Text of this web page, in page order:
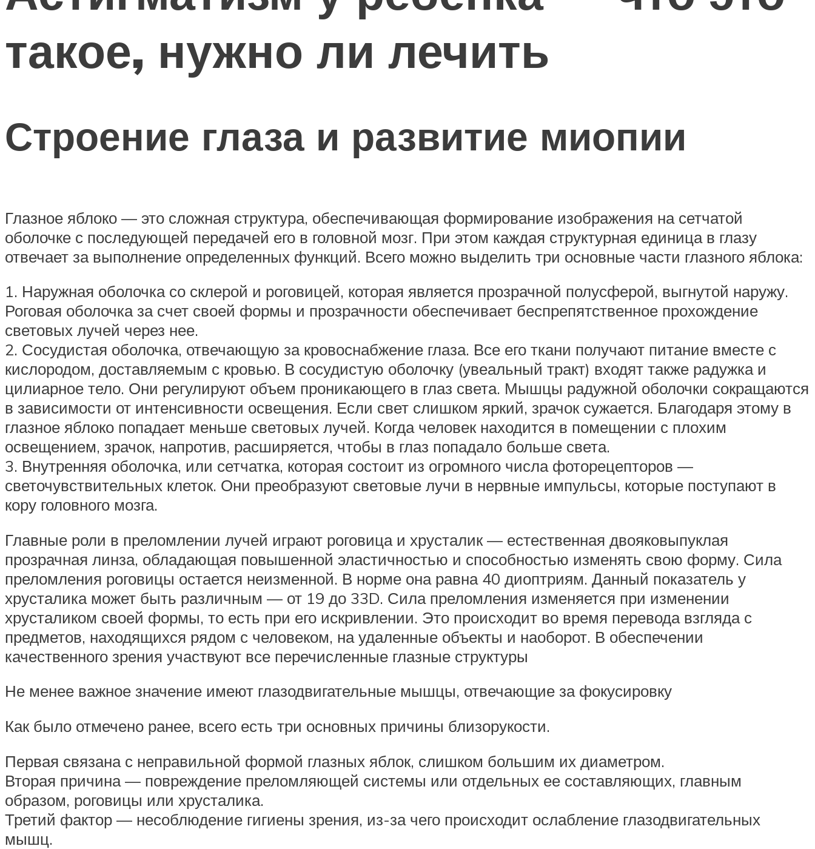
такое, нужно ли лечить
Строение глаза и развитие миопии
Глазное яблоко — это сложная структура, обеспечивающая формирование изображения на сетчатой
оболочке с последующей передачей его в головной мозг. При этом каждая структурная единица в глазу
отвечает за выполнение определенных функций. Всего можно выделить три основные части глазного яблока:
1. Наружная оболочка со склерой и роговицей, которая является прозрачной полусферой, выгнутой наружу.
Роговая оболочка за счет своей формы и прозрачности обеспечивает беспрепятственное прохождение
световых лучей через нее.
2. Сосудистая оболочка, отвечающую за кровоснабжение глаза. Все его ткани получают питание вместе с
кислородом, доставляемым с кровью. В сосудистую оболочку (увеальный тракт) входят также радужка и
цилиарное тело. Они регулируют объем проникающего в глаз света. Мышцы радужной оболочки сокращаются
в зависимости от интенсивности освещения. Если свет слишком яркий, зрачок сужается. Благодаря этому в
глазное яблоко попадает меньше световых лучей. Когда человек находится в помещении с плохим
освещением, зрачок, напротив, расширяется, чтобы в глаз попадало больше света.
3. Внутренняя оболочка, или сетчатка, которая состоит из огромного числа фоторецепторов —
светочувствительных клеток. Они преобразуют световые лучи в нервные импульсы, которые поступают в
кору головного мозга.
Главные роли в преломлении лучей играют роговица и хрусталик — естественная двояковыпуклая
прозрачная линза, обладающая повышенной эластичностью и способностью изменять свою форму. Сила
преломления роговицы остается неизменной. В норме она равна 40 диоптриям. Данный показатель у
хрусталика может быть различным — от 19 до 33D. Сила преломления изменяется при изменении
хрусталиком своей формы, то есть при его искривлении. Это происходит во время перевода взгляда с
предметов, находящихся рядом с человеком, на удаленные объекты и наоборот. В обеспечении
качественного зрения участвуют все перечисленные глазные структуры
Не менее важное значение имеют глазодвигательные мышцы, отвечающие за фокусировку
Как было отмечено ранее, всего есть три основных причины близорукости.
Первая связана с неправильной формой глазных яблок, слишком большим их диаметром.
Вторая причина — повреждение преломляющей системы или отдельных ее составляющих, главным
образом, роговицы или хрусталика.
Третий фактор — несоблюдение гигиены зрения, из-за чего происходит ослабление глазодвигательных
мышц.